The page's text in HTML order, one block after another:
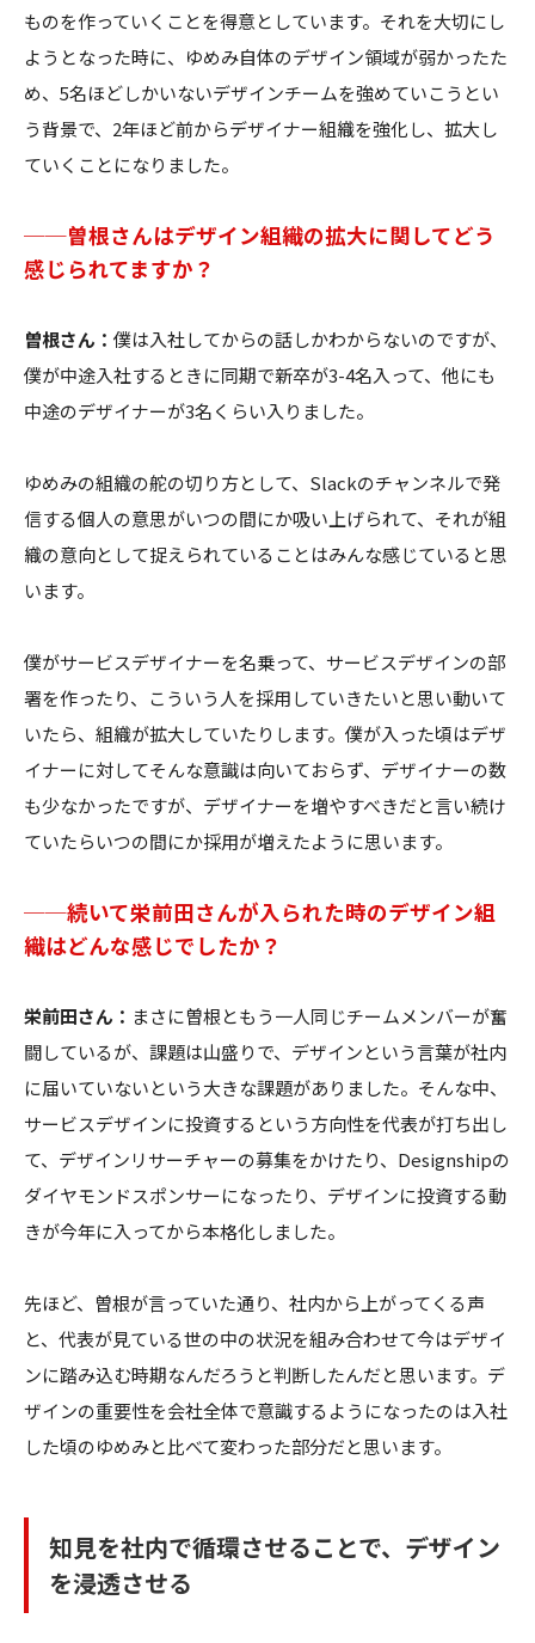
ものを作っていくことを得意としています。それを大切にし
ようとなった時に、ゆめみ自体のデザイン領域が弱かったた
め、5名ほどしかいないデザインチームを強めていこうとい
う背景で、2年ほど前からデザイナー組織を強化し、拡大し
ていくことになりました。
──曽根さんはデザイン組織の拡大に関してどう
感じられてますか？
曽根さん： 僕は入社してからの話しかわからないのですが、
僕が中途入社するときに同期で新卒が3-4名入って、他にも
中途のデザイナーが3名くらい入りました。
ゆめみの組織の舵の切り方として、Slackのチャンネルで発
信する個人の意思がいつの間にか吸い上げられて、それが組
織の意向として捉えられていることはみんな感じていると思
います。
僕がサービスデザイナーを名乗って、サービスデザインの部
署を作ったり、こういう人を採用していきたいと思い動いて
いたら、組織が拡大していたりします。僕が入った頃はデザ
イナーに対してそんな意識は向いておらず、デザイナーの数
も少なかったですが、デザイナーを増やすべきだと言い続け
ていたらいつの間にか採用が増えたように思います。
──続いて栄前田さんが入られた時のデザイン組
織はどんな感じでしたか？
栄前田さん： まさに曽根ともう一人同じチームメンバーが奮
闘しているが、課題は山盛りで、デザインという言葉が社内
に届いていないという大きな課題がありました。そんな中、
サービスデザインに投資するという方向性を代表が打ち出し
て、デザインリサーチャーの募集をかけたり、Designshipの
ダイヤモンドスポンサーになったり、デザインに投資する動
きが今年に入ってから本格化しました。
先ほど、曽根が言っていた通り、社内から上がってくる声
と、代表が見ている世の中の状況を組み合わせて今はデザイ
ンに踏み込む時期なんだろうと判断したんだと思います。デ
ザインの重要性を会社全体で意識するようになったのは入社
した頃のゆめみと比べて変わった部分だと思います。
知見を社内で循環させることで、デザイン
を浸透させる